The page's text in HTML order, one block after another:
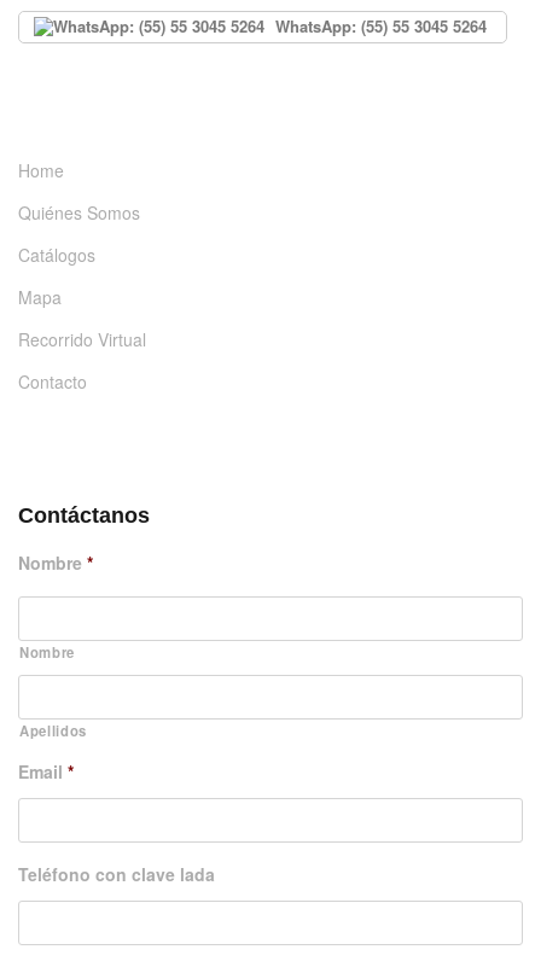
WhatsApp: (55) 55 3045 5264
Home
Quiénes Somos
Catálogos
Mapa
Recorrido Virtual
Contacto
Contáctanos
Nombre *
Nombre
Apellidos
Email *
Teléfono con clave lada